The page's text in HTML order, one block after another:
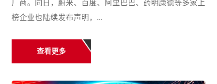
厂商。同日，蔚来、百度、阿里巴巴、药明康德等多家上
榜企业也陆续发布声明，...
查看更多